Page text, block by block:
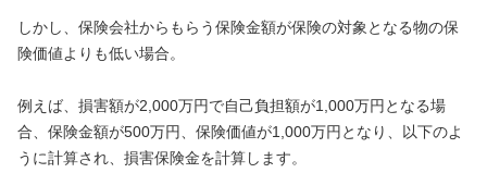
しかし、保険会社からもらう保険金額が保険の対象となる物の保
険価値よりも低い場合。
例えば、損害額が2,000万円で自己負担額が1,000万円となる場
合、保険金額が500万円、保険価値が1,000万円となり、以下のよ
うに計算され、損害保険金を計算します。